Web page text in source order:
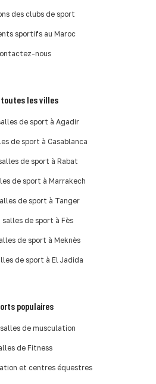
des clubs de sport
sportifs au Maroc
nous
toutes les villes
de sport à Agadir
de sport à Casablanca
de sport à Rabat
de sport à Marrakech
de sport à Tanger
salles de sport à Fès
de sport à Meknès
de sport à El Jadida
populaires
de musculation
de Fitness
et centres équestres